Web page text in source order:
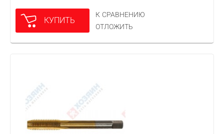
КУПИТЬ
К СРАВНЕНИЮ
ОТЛОЖИТЬ